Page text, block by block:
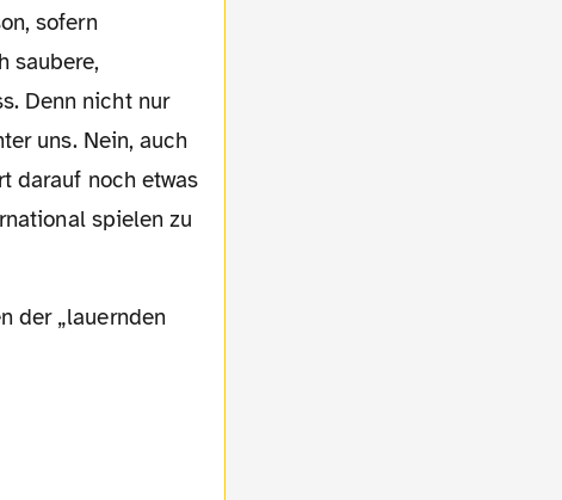
sofern
saubere,
Denn nicht nur
uns. Nein, auch
darauf noch etwas
spielen zu